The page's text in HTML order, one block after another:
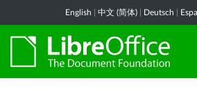
English 中文 (简体) Deutsch